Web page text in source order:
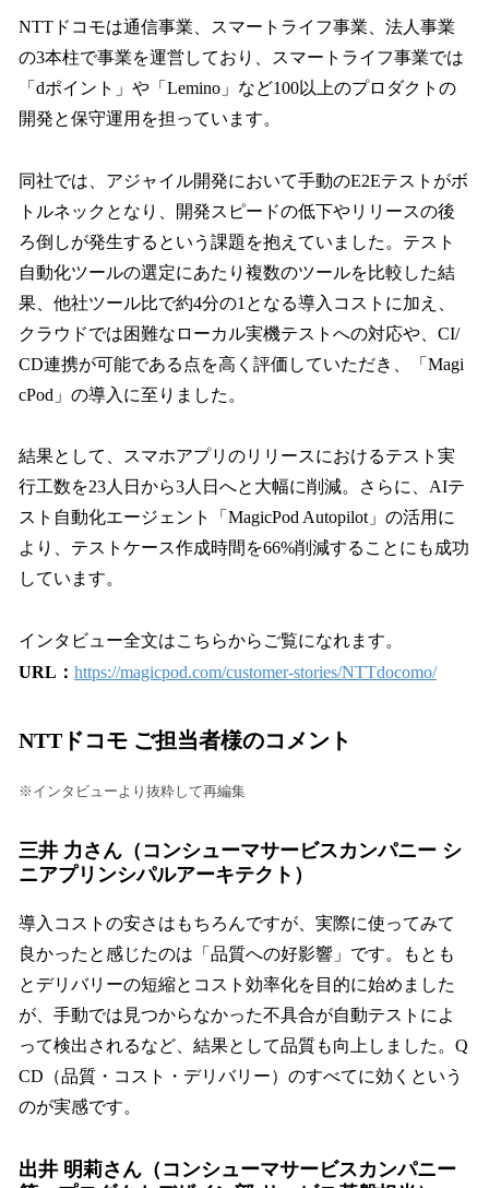
NTTドコモは通信事業、スマートライフ事業、法人事業
の3本柱で事業を運営しており、スマートライフ事業では
「dポイント」や「Lemino」など100以上のプロダクトの
開発と保守運用を担っています。
同社では、アジャイル開発において手動のE2Eテストがボ
トルネックとなり、開発スピードの低下やリリースの後
ろ倒しが発生するという課題を抱えていました。テスト
自動化ツールの選定にあたり複数のツールを比較した結
果、他社ツール比で約4分の1となる導入コストに加え、
クラウドでは困難なローカル実機テストへの対応や、CI/
CD連携が可能である点を高く評価していただき、「Magi
cPod」の導入に至りました。
結果として、スマホアプリのリリースにおけるテスト実
行工数を23人日から3人日へと大幅に削減。さらに、AIテ
スト自動化エージェント「MagicPod Autopilot」の活用に
より、テストケース作成時間を66%削減することにも成功
しています。
インタビュー全文はこちらからご覧になれます。
URL： https://magicpod.com/customer-stories/NTTdocomo/
NTTドコモ ご担当者様のコメント
※インタビューより抜粋して再編集
三井 力さん（コンシューマサービスカンパニー シ
ニアプリンシパルアーキテクト）
導入コストの安さはもちろんですが、実際に使ってみて
良かったと感じたのは「品質への好影響」です。もとも
とデリバリーの短縮とコスト効率化を目的に始めました
が、手動では見つからなかった不具合が自動テストによ
って検出されるなど、結果として品質も向上しました。Q
CD（品質・コスト・デリバリー）のすべてに効くという
のが実感です。
出井 明莉さん（コンシューマサービスカンパニー